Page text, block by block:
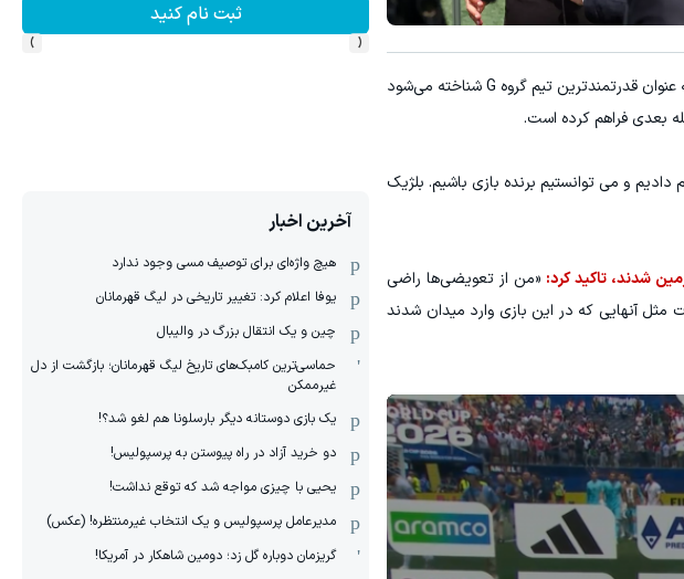
بعد از تساوی 2-2 مقابل نیوزیلند، امشب در مصاف با بلژیک که به عنوان قدرتمندترین تیم گروه G شناخته می‌شود
بعدی فراهم کرده است.
دادیم و می توانستیم برنده بازی باشیم. بلژیک
«من از تعویضی‌ها راضی
آنهایی که در این بازی وارد میدان شدند
ثبت نام کنید ثبت نام کنید
‹
›
آخرین اخبار
هیچ واژه‌ای برای توصیف مسی وجود ندارد
یوفا اعلام کرد: تغییر تاریخی در لیگ قهرمانان
چین و یک انتقال بزرگ در والیبال
حماسی‌ترین کامبک‌های تاریخ لیگ قهرمانان؛ بازگشت از دل
غیرممکن
یک بازی دوستانه دیگر بارسلونا هم لغو شد؟!
دو خرید آزاد در راه پیوستن به پرسپولیس!
یحیی با چیزی مواجه شد که توقع نداشت!
مدیرعامل پرسپولیس و یک انتخاب غیرمنتظره! (عکس)
گریزمان دوباره گل زد؛ دومین شاهکار در آمریکا!